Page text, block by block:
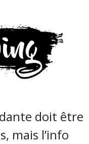
le camp des
doit être
mais l’info